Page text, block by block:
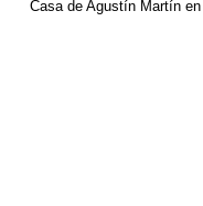
Casa de Agustín Martín